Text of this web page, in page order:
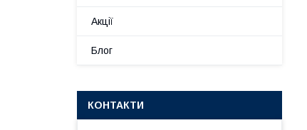
Акції
Блог
КОНТАКТИ